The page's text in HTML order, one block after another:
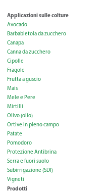
Applicazioni sulle colture
Avocado
Barbabietola da zucchero
Canapa
Canna da zucchero
Cipolle
Fragole
Frutta a guscio
Mais
Mele e Pere
Mirtilli
Olivo (olio)
Ortive in pieno campo
Patate
Pomodoro
Protezione Antibrina
Serra e fuori suolo
Subirrigazione (SDI)
Vigneti
Prodotti